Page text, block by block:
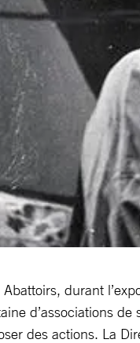
durant
d’associations
des actions. La